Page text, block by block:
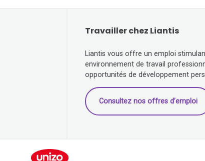
Travailler chez Liantis
Liantis vous offre un emploi
environnement de travail
opportunités de développement
Consultez nos offres d’emploi